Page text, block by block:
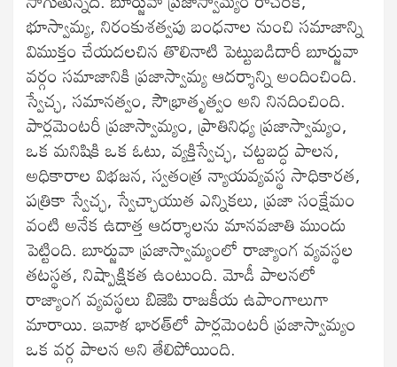
భూస్వామ్య, నిరంకుశత్వపు బంధనాల నుంచి సమాజాన్ని
విముక్తం చేయదలచిన తొలినాటి పెట్టుబడిదారీ బూర్జువా
వర్గం సమాజానికి ప్రజాస్వామ్య ఆదర్శాన్ని అందించింది.
స్వేచ్ఛ, సమానత్వం, సౌభ్రాతృత్వం అని నినదించింది.
పార్లమెంటరీ ప్రజాస్వామ్యం, ప్రాతినిధ్య ప్రజాస్వామ్యం,
ఒక మనిషికి ఒక ఓటు, వ్యక్తిస్వేచ్ఛ, చట్టబద్ధ పాలన,
అధికారాల విభజన, స్వతంత్ర న్యాయవ్యవస్థ సాధికారత,
పత్రికా స్వేచ్ఛ, స్వేచ్ఛాయుత ఎన్నికలు, ప్రజా సంక్షేమం
వంటి అనేక ఉదాత్త ఆదర్శాలను మానవజాతి ముందు
పెట్టింది. బూర్జువా ప్రజాస్వామ్యంలో రాజ్యాంగ వ్యవస్థల
తటస్థత, నిష్పాక్షికత ఉంటుంది. మోడీ పాలనలో
రాజ్యాంగ వ్యవస్థలు బిజెపి రాజకీయ ఉపాంగాలుగా
మారాయి. ఇవాళ భారత్‌లో పార్లమెంటరీ ప్రజాస్వామ్యం
ఒక వర్గ పాలన అని తేలిపోయింది.